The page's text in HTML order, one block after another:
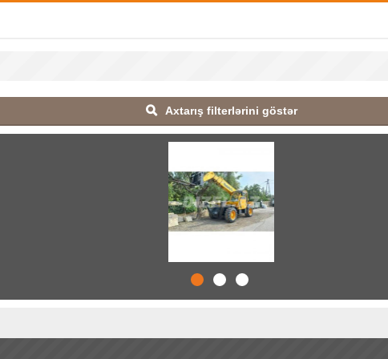
Axtarış filterlərini göstər